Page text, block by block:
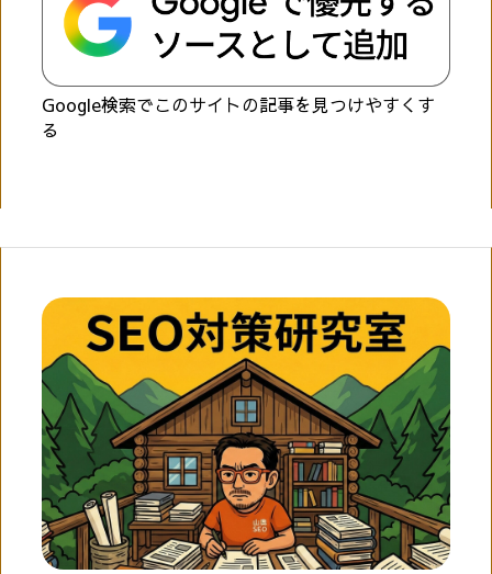
Google検索でこのサイトの記事を見つけやすくす
る